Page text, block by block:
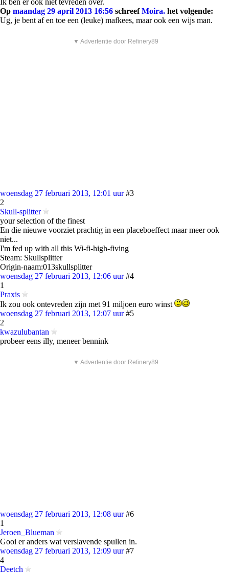
Ik ben er ook niet tevreden over.
Op maandag 29 april 2013 16:56 schreefMoira. het volgende:
Ug, je bent af en toe een (leuke) mafkees, maar ook een wijs man.
▼ Advertentie door Refinery89
woensdag 27 februari 2013, 12:01 uur #3
2
Skull-splitter
your selection of the finest
En die nieuwe voorziet prachtig in een placeboeffect maar meer ook
niet...
I'm fed up with all this Wi-fi-high-fiving
Steam: Skullsplitter
Origin-naam:013skullsplitter
woensdag 27 februari 2013, 12:06 uur #4
1
Praxis
Ik zou ook ontevreden zijn met 91 miljoen euro winst
woensdag 27 februari 2013, 12:07 uur #5
2
kwazulubantan
probeer eens illy, meneer bennink
▼ Advertentie door Refinery89
woensdag 27 februari 2013, 12:08 uur #6
1
Jeroen_Blueman
Gooi er anders wat verslavende spullen in.
woensdag 27 februari 2013, 12:09 uur #7
4
Deetch